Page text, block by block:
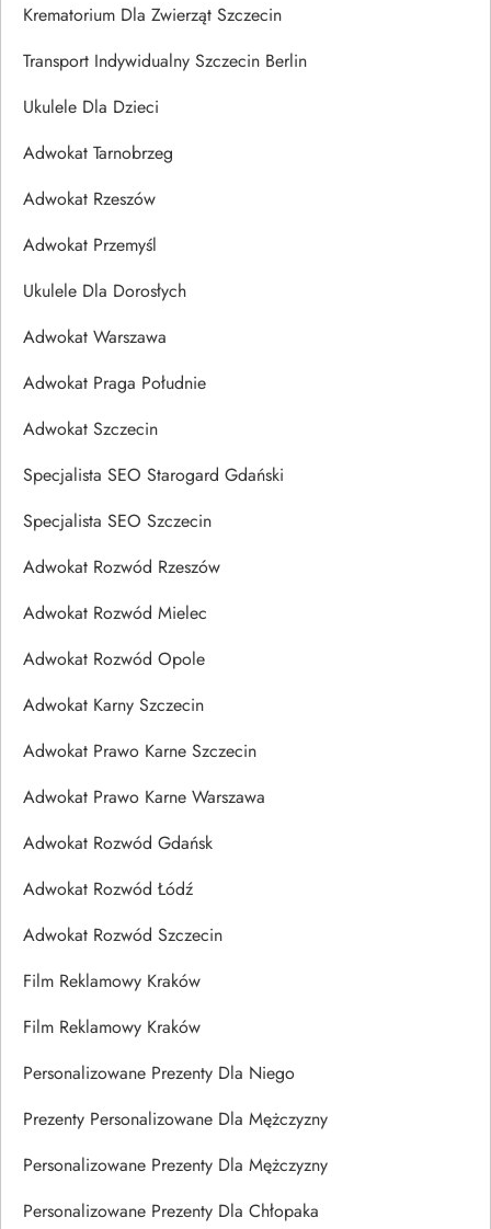
Krematorium Dla Zwierząt Szczecin
Transport Indywidualny Szczecin Berlin
Ukulele Dla Dzieci
Adwokat Tarnobrzeg
Adwokat Rzeszów
Adwokat Przemyśl
Ukulele Dla Dorosłych
Adwokat Warszawa
Adwokat Praga Południe
Adwokat Szczecin
Specjalista SEO Starogard Gdański
Specjalista SEO Szczecin
Adwokat Rozwód Rzeszów
Adwokat Rozwód Mielec
Adwokat Rozwód Opole
Adwokat Karny Szczecin
Adwokat Prawo Karne Szczecin
Adwokat Prawo Karne Warszawa
Adwokat Rozwód Gdańsk
Adwokat Rozwód Łódź
Adwokat Rozwód Szczecin
Film Reklamowy Kraków
Film Reklamowy Kraków
Personalizowane Prezenty Dla Niego
Prezenty Personalizowane Dla Mężczyzny
Personalizowane Prezenty Dla Mężczyzny
Personalizowane Prezenty Dla Chłopaka